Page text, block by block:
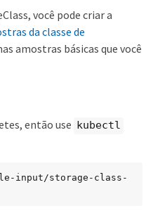
você pode criar a
da classe de
amostras básicas que você
então use kubectl
input/storage-class-